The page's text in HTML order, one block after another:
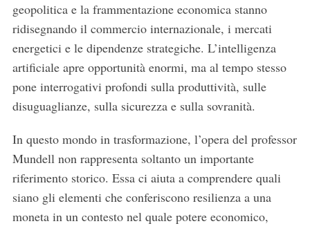
geopolitica e la frammentazione economica stanno
ridisegnando il commercio internazionale, i mercati
energetici e le dipendenze strategiche. L’intelligenza
artificiale apre opportunità enormi, ma al tempo stesso
pone interrogativi profondi sulla produttività, sulle
disuguaglianze, sulla sicurezza e sulla sovranità.
In questo mondo in trasformazione, l’opera del professor
Mundell non rappresenta soltanto un importante
riferimento storico. Essa ci aiuta a comprendere quali
siano gli elementi che conferiscono resilienza a una
moneta in un contesto nel quale potere economico,